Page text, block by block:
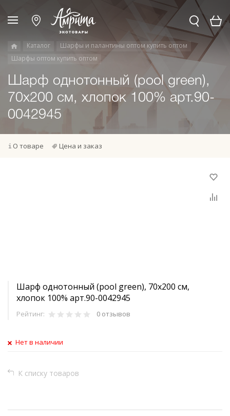
Каталог
Шарфы и палантины оптом купить оптом
Шарфы оптом купить оптом
Шарф однотонный (pool green),
70х200 см, хлопок 100% арт.90-
0042945
О товаре Цена и заказ
Шарф однотонный (pool green), 70х200 см,
хлопок 100% арт.90-0042945
Рейтинг: 0 отзывов
Нет в наличии
К списку товаров